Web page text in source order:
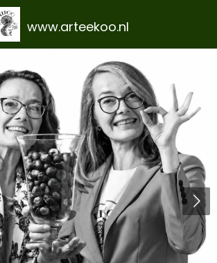
www.arteekoo.nl